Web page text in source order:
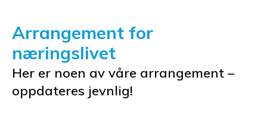
Arrangement for
næringslivet
Her er noen av våre arrangement –
oppdateres jevnlig!